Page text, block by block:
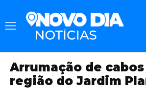
Arrumação de
região do Jardim